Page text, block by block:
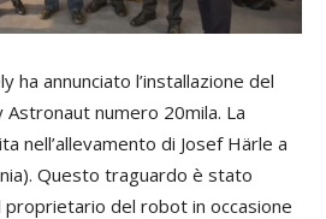
ha annunciato l’installazione del
numero 20mila. La
nell’allevamento di Josef Härle a
Questo traguardo è stato
del robot in occasione